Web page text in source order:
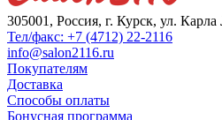
305001, Россия, г. Курск, ул.
Тел/факс: +7 (4712) 22-2116
info@salon2116.ru
Покупателям
Доставка
Способы оплаты
Бонусная программа